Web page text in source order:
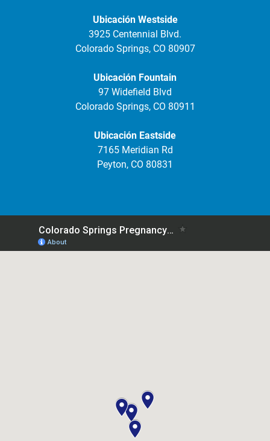
Ubicación Westside
3925 Centennial Blvd.
Colorado Springs, CO 80907
Ubicación Fountain
97 Widefield Blvd
Colorado Springs, CO 80911
Ubicación Eastside
7165 Meridian Rd
Peyton, CO 80831